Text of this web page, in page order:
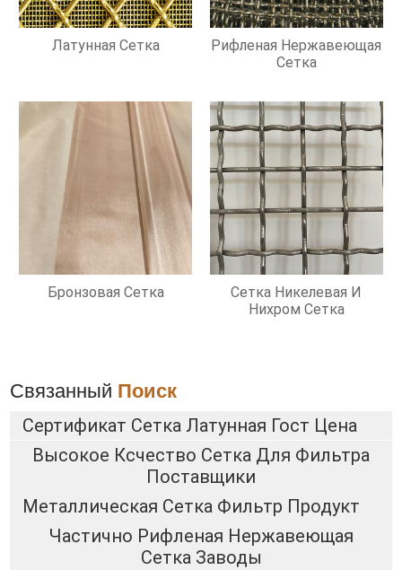
Латунная Сетка
Рифленая Нержавеющая
Сетка
Бронзовая Сетка
Сетка Никелевая И
Нихром Сетка
Связанный Поиск
Сертификат Сетка Латунная Гост Цена
Высокое Ксчество Сетка Для Фильтра
Поставщики
Металлическая Сетка Фильтр Продукт
Частично Рифленая Нержавеющая
Сетка Заводы